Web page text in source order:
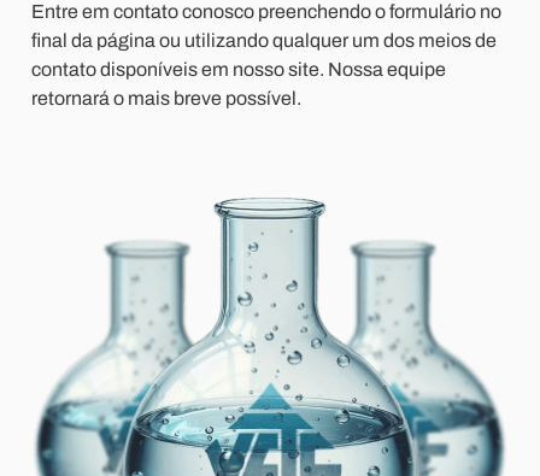
Entre em contato conosco preenchendo o formulário no
final da página ou utilizando qualquer um dos meios de
contato disponíveis em nosso site. Nossa equipe
retornará o mais breve possível.